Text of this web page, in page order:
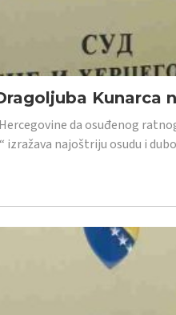
Kunarca
da osuđenog
izražava najoštriju osudu i